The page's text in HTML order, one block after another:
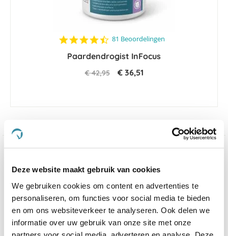
Deze website maakt gebruik van cookies
We gebruiken cookies om content en advertenties te
personaliseren, om functies voor social media te bieden
en om ons websiteverkeer te analyseren. Ook delen we
informatie over uw gebruik van onze site met onze
4.4
rating
81 Beoordelingen
Paardendrogist InFocus
€ 42,95 € 36,51
waar wij met trots een uitgebreid assortiment van
hoogwaardige producten presenteren, zowel van
Paardendrogistals van Dursy Dog , gericht op de
welzijn en gezondheid van uw paarden,hondenen
katten. Onze passie voor dierenwelzijn heeft ons
ertoe aangezet een diversiteit aan supplementen,
voeding en verzorgingsproducten te ontwikkelen, die